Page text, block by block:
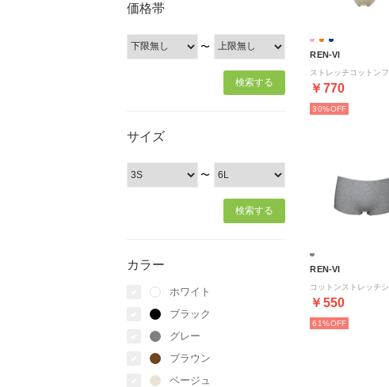
価格帯
〜
サイズ
〜
カラー
ホワイト
ブラック
グレー
ブラウン
ベージュ
REN-VI
￥770
30%
REN-VI
￥550
61%